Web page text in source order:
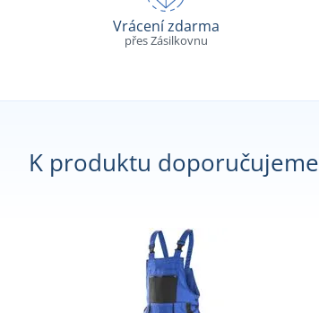
Vrácení zdarma
přes Zásilkovnu
K produktu doporučujeme